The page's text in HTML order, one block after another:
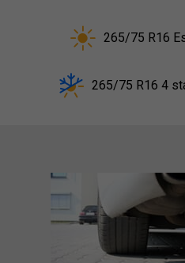
265/75 R16
265/75 R16 4